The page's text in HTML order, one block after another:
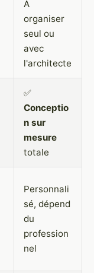
À
organiser
seul ou
avec
l'architecte
✅
Conceptio
n sur
mesure
totale
Personnali
sé, dépend
du
profession
nel